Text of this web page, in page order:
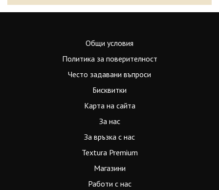
Общи условия
Политика за поверителност
Често задавани въпроси
Бисквитки
Карта на сайта
За нас
За връзка с нас
Textura Premium
Магазини
Работи с нас